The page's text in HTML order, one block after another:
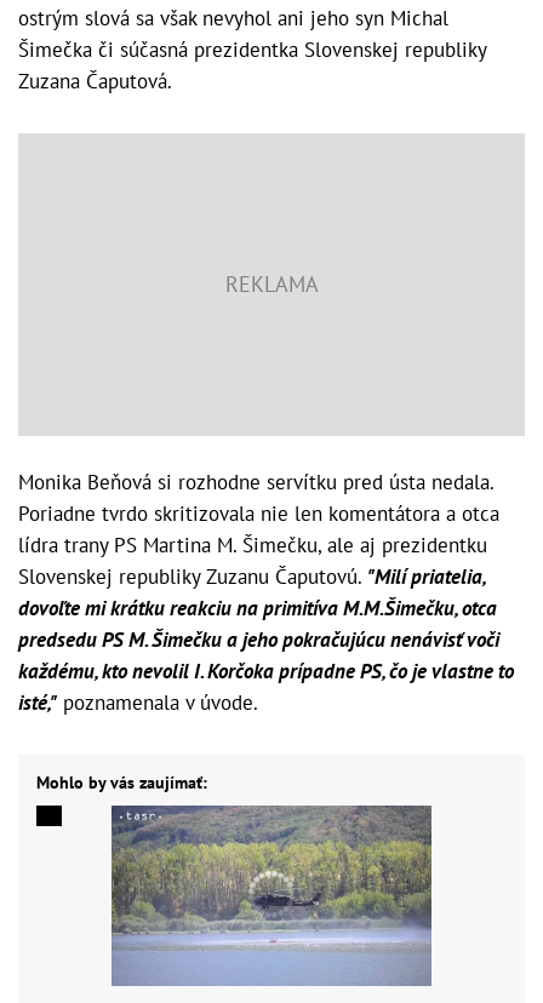
ostrým slová sa však nevyhol ani jeho syn Michal
Šimečka či súčasná prezidentka Slovenskej republiky
Zuzana Čaputová.
Monika Beňová si rozhodne servítku pred ústa nedala.
Poriadne tvrdo skritizovala nie len komentátora a otca
lídra trany PS Martina M. Šimečku, ale aj prezidentku
Slovenskej republiky Zuzanu Čaputovú. "Milí priatelia,
dovoľte mi krátku reakciu na primitíva M.M.Šimečku, otca
predsedu PS M. Šimečku a jeho pokračujúcu nenávisť voči
každému, kto nevolil I. Korčoka prípadne PS, čo je vlastne to
isté," poznamenala v úvode.
Mohlo by vás zaujímať: